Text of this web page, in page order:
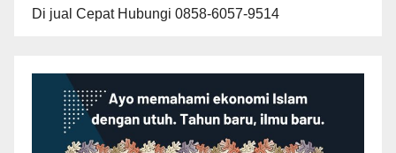
Di jual Cepat Hubungi 0858-6057-9514